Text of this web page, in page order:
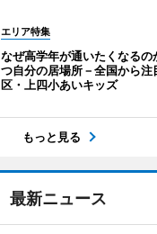
エリア特集
なぜ高学年が通いたくなる
つ自分の居場所－全国から注
区・上四小あいキッズ
もっと見る
最新ニュース